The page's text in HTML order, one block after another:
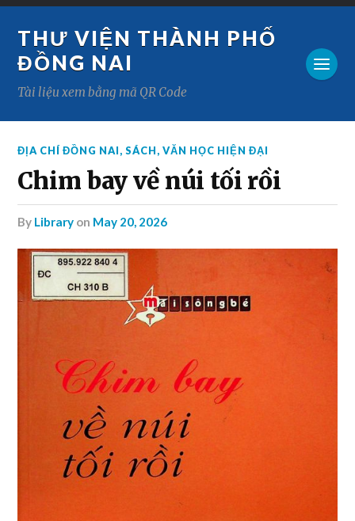
THƯ VIỆN THÀNH PHỐ
ĐỒNG NAI
Tài liệu xem bằng mã QR Code
ĐỊA CHÍ ĐỒNG NAI,SÁCH,VĂN HỌC HIỆN ĐẠI
Chim bay về núi tối rồi
by Library on May 20, 2026